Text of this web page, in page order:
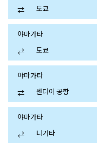
⇄
도쿄
야마가타
⇄
도쿄
야마가타
⇄
센다이 공항
야마가타
⇄
니가타